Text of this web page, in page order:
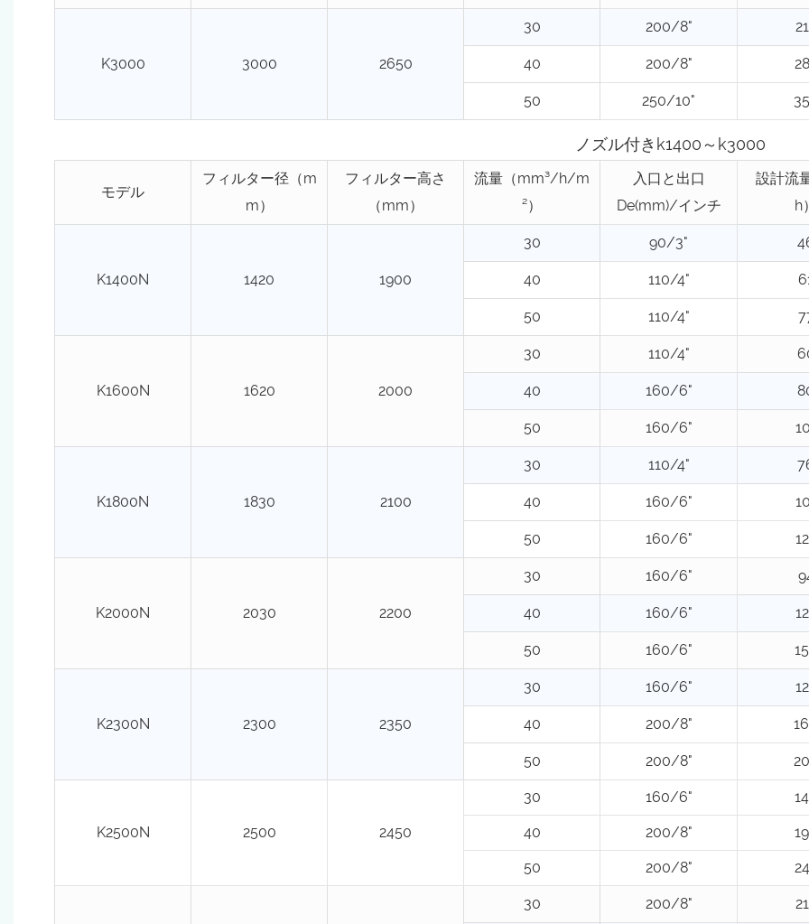
K3000 3000 2650
30 200/8"
40 200/8"
50 250/10"
ノズル付きk1400～k3000
モデル
フィルター径（m
m）
フィルター高さ
（mm）
流量（mm³/h/m
²）
入口と出口
De(mm)/インチ
設計流
h）
K1400N 1420 1900
30 90/3"
40 110/4"
50 110/4"
K1600N 1620 2000
30 110/4"
40 160/6"
50 160/6"
K1800N 1830 2100
30 110/4"
40 160/6"
50 160/6"
K2000N 2030 2200
30 160/6"
40 160/6"
50 160/6"
K2300N 2300 2350
30 160/6"
40 200/8"
50 200/8"
K2500N 2500 2450
30 160/6"
40 200/8"
50 200/8"
30 200/8"